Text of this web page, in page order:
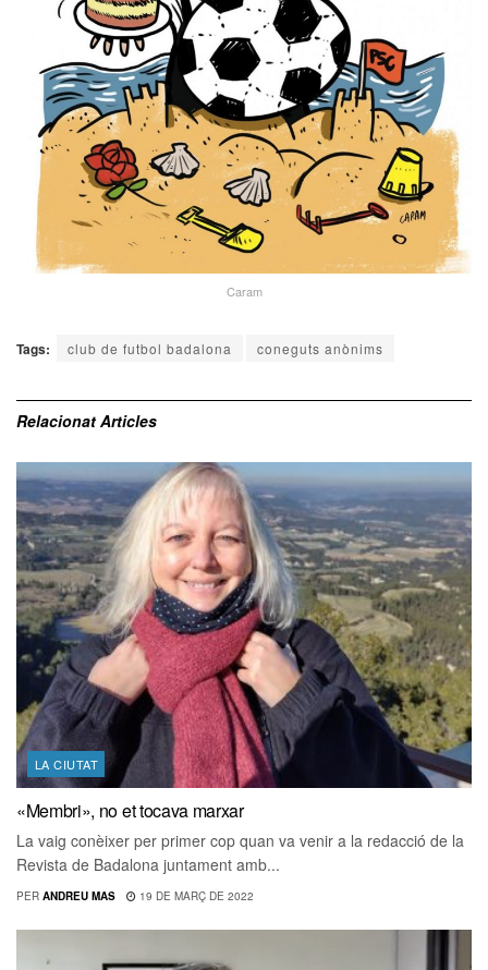
Caram
Tags: club de futbol badalona coneguts anònims
Relacionat Articles
LA CIUTAT
«Membri», no et tocava marxar
La vaig conèixer per primer cop quan va venir a la redacció de la
Revista de Badalona juntament amb...
PER ANDREU MAS 19 DE MARÇ DE 2022